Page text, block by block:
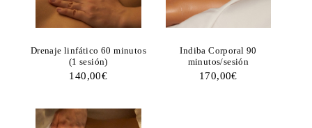
Drenaje linfático 60 minutos
(1 sesión)
140,00€
Indiba Corporal 90
minutos/sesión
170,00€